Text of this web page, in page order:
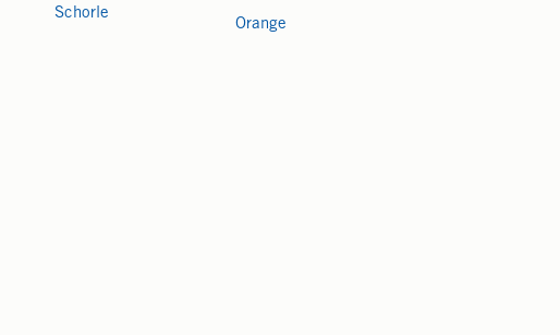
Schorle
Orange